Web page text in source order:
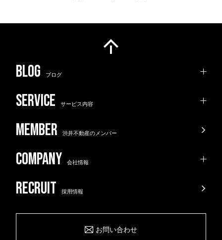
ブログ
サービス内容
渋井不動産のメンバー
会社情報
採用情報
お問い合わせ